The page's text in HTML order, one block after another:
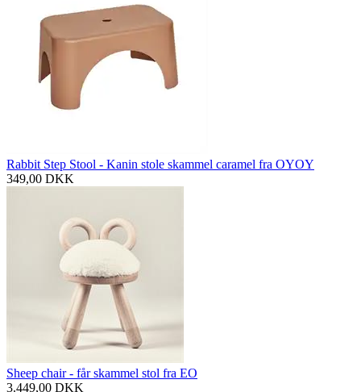
Rabbit Step Stool - Kanin stole skammel caramel fra OYOY
349,00 DKK
Sheep chair - får skammel stol fra EO
3.449,00 DKK